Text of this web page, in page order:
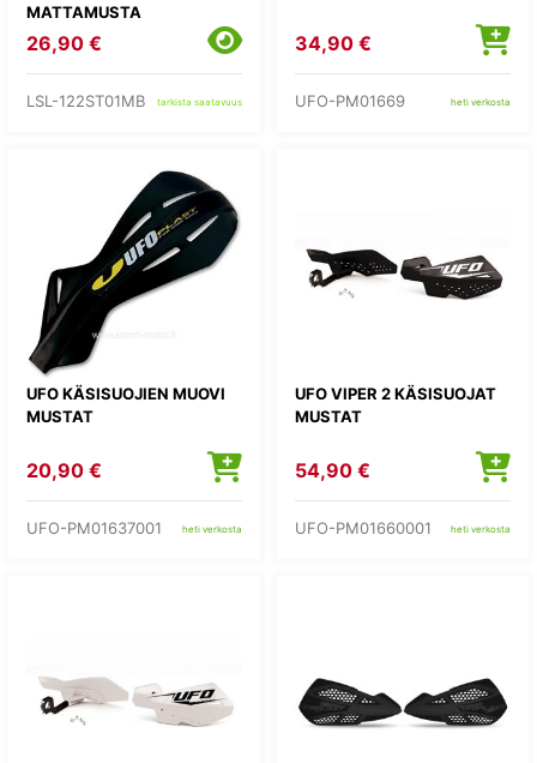
MATTAMUSTA
26,90 €
LSL-122ST01MB tarkista saatavuus
34,90 €
UFO-PM01669 heti verkosta
UFO KÄSISUOJIEN MUOVI
MUSTAT
20,90 €
UFO-PM01637001 heti verkosta
UFO VIPER 2 KÄSISUOJAT
MUSTAT
54,90 €
UFO-PM01660001 heti verkosta